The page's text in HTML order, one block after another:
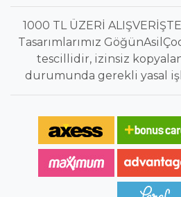
1000 TL ÜZERİ
Tasarımlarımız
tescillidir, izinsiz
durumunda gerekli yasal